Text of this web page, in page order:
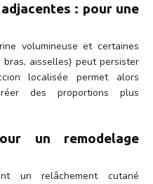
: pour une
volumineuse et certaines
aisselles) peut persister
localisée permet alors
des proportions plus
un remodelage
un relâchement cutané